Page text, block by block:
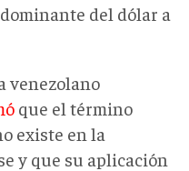
del dólar a
venezolano
que el término
existe en la
y que su aplicación